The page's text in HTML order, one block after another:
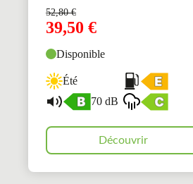
52,80€
39,50 €
Disponible
Été
70 dB
Découvrir